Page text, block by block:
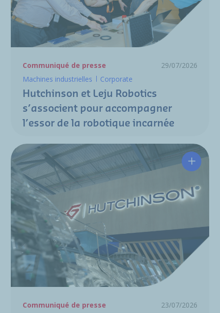
Communiqué de presse
29/07/2026
Machines industrielles
Corporate
Hutchinson et Leju Robotics
s’associent pour accompagner
l’essor de la robotique incarnée
Communiqué de presse
23/07/2026